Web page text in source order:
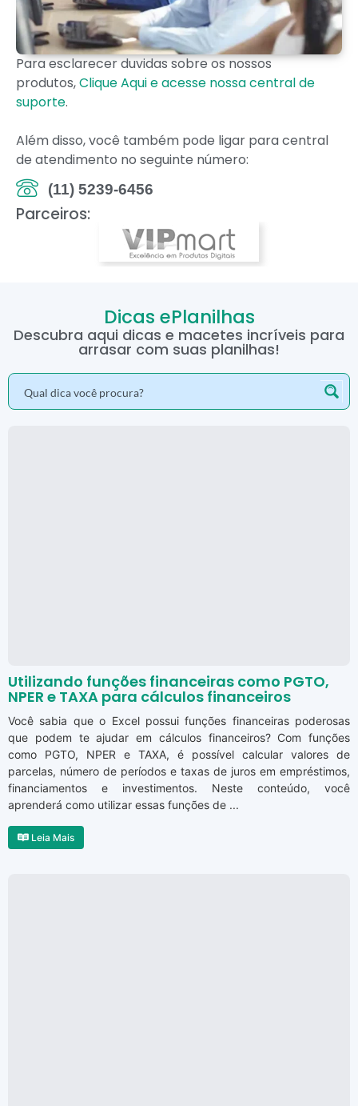
Para esclarecer duvidas sobre os nossos
produtos,Clique Aqui e acesse nossa central de
suporte.
Além disso, você também pode ligar para central
de atendimento no seguinte número:
(11) 5239-6456
Parceiros:
Dicas ePlanilhas
Descubra aqui dicas e macetes incríveis para
arrasar com suas planilhas!
Utilizando funções financeiras como PGTO,
NPER e TAXA para cálculos financeiros
Você sabia que o Excel possui funções financeiras poderosas
que podem te ajudar em cálculos financeiros? Com funções
como PGTO, NPER e TAXA, é possível calcular valores de
parcelas, número de períodos e taxas de juros em empréstimos,
financiamentos e investimentos. Neste conteúdo, você
aprenderá como utilizar essas funções de ...
Leia Mais